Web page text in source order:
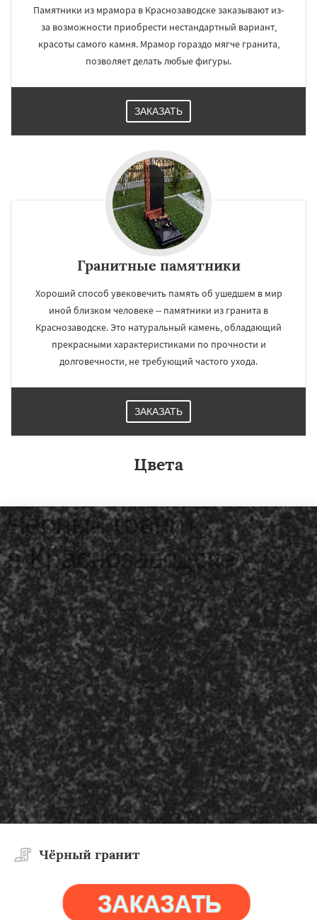
Памятники из мрамора в Краснозаводске заказывают из-
за возможности приобрести нестандартный вариант,
красоты самого камня. Мрамор гораздо мягче гранита,
позволяет делать любые фигуры.
ЗАКАЗАТЬ
Гранитные памятники
Хороший способ увековечить память об ушедшем в мир
иной близком человеке -- памятники из гранита в
Краснозаводске. Это натуральный камень, обладающий
прекрасными характеристиками по прочности и
долговечности, не требующий частого ухода.
ЗАКАЗАТЬ
Цвета
Чёрный гранит